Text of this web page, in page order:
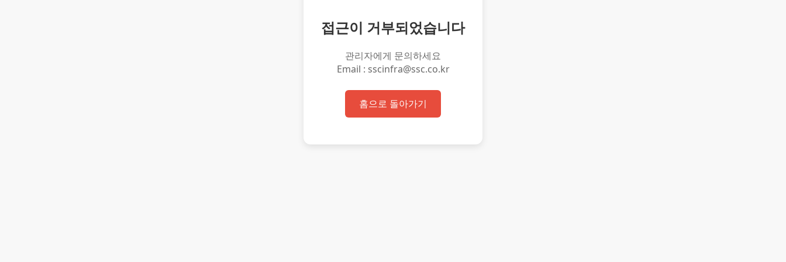
접근이 거부되었습니다
관리자에게 문의하세요
Email : sscinfra@ssc.co.kr
홈으로 돌아가기